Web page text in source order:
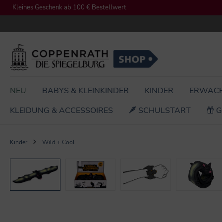
Zur Hauptnavigation springen
Kleines Geschenk ab 100 € Bestellwert
NEU BABYS & KLEINKINDER KINDER
KLEIDUNG & ACCESSOIRES
SCHULSTART
Kinder Wild + Cool
Bildergalerie überspringen